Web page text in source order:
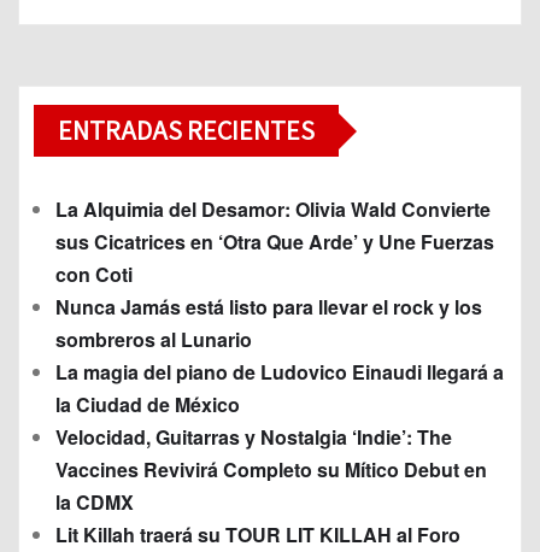
ENTRADAS RECIENTES
La Alquimia del Desamor: Olivia Wald Convierte
sus Cicatrices en ‘Otra Que Arde’ y Une Fuerzas
con Coti
Nunca Jamás está listo para llevar el rock y los
sombreros al Lunario
La magia del piano de Ludovico Einaudi llegará a
la Ciudad de México
Velocidad, Guitarras y Nostalgia ‘Indie’: The
Vaccines Revivirá Completo su Mítico Debut en
la CDMX
Lit Killah traerá su TOUR LIT KILLAH al Foro